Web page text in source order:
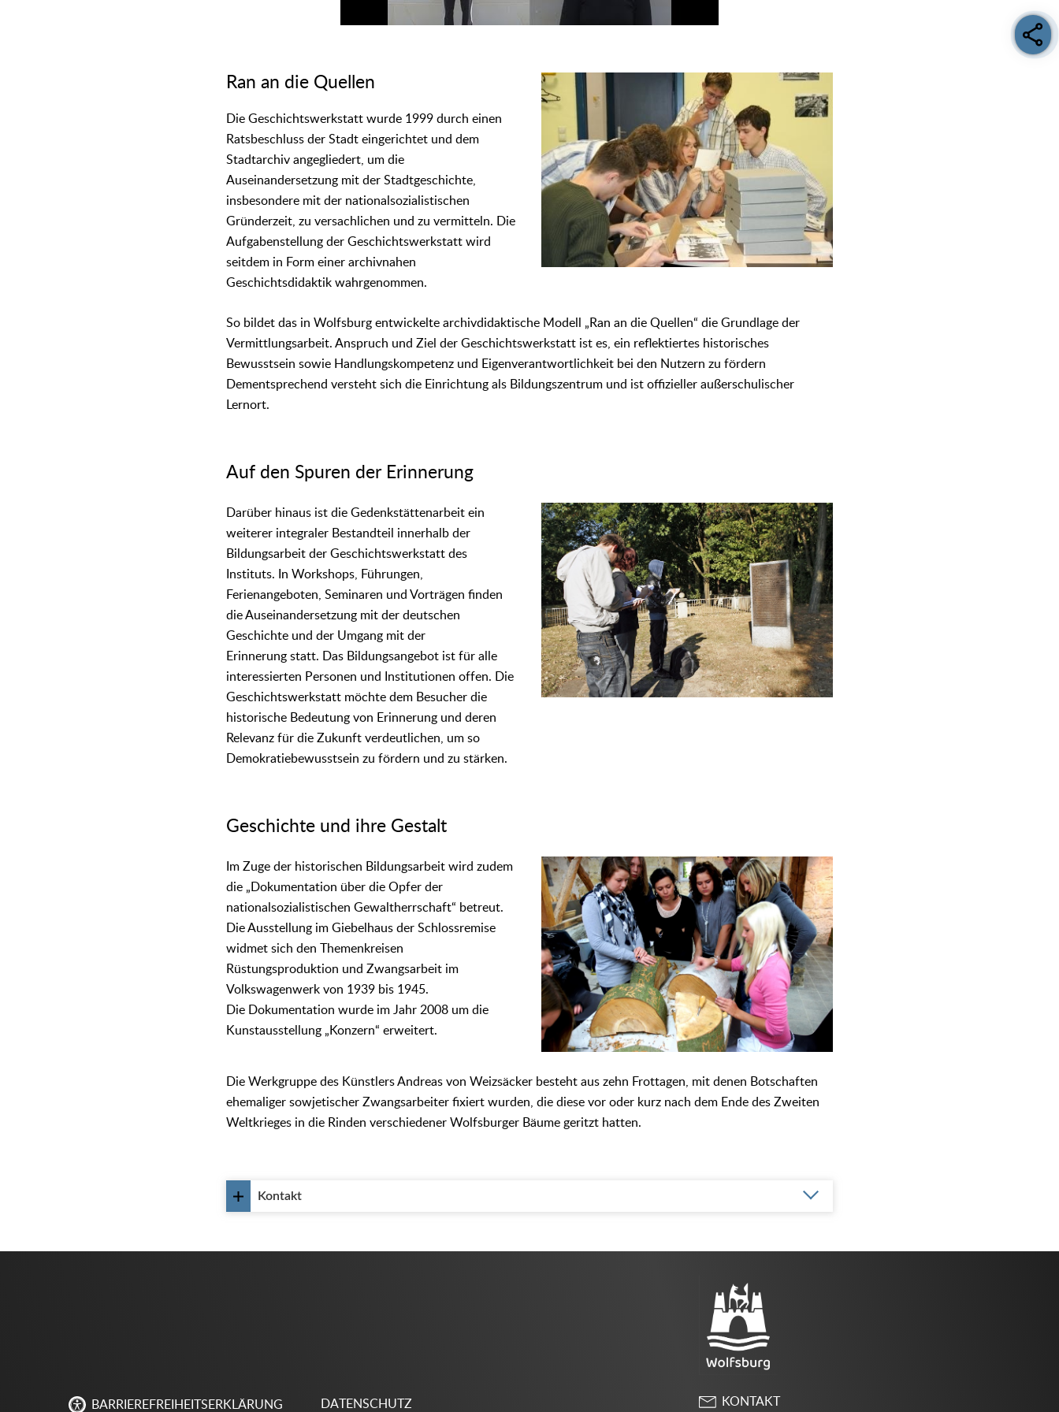
Ran an die Quellen
Die Geschichtswerkstatt wurde 1999 durch einen
Ratsbeschluss der Stadt eingerichtet und dem
Stadtarchiv angegliedert, um die
Auseinandersetzung mit der Stadtgeschichte,
insbesondere mit der nationalsozialistischen
Gründerzeit, zu versachlichen und zu vermitteln. Die
Aufgabenstellung der Geschichtswerkstatt wird
seitdem in Form einer archivnahen
Geschichtsdidaktik wahrgenommen.
So bildet das in Wolfsburg entwickelte archivdidaktische Modell „Ran an die Quellen“ die Grundlage der
Vermittlungsarbeit. Anspruch und Ziel der Geschichtswerkstatt ist es, ein reflektiertes historisches
Bewusstsein sowie Handlungskompetenz und Eigenverantwortlichkeit bei den Nutzern zu fördern
Dementsprechend versteht sich die Einrichtung als Bildungszentrum und ist offizieller außerschulischer
Lernort.
Auf den Spuren der Erinnerung
Darüber hinaus ist die Gedenkstättenarbeit ein
weiterer integraler Bestandteil innerhalb der
Bildungsarbeit der Geschichtswerkstatt des
Instituts. In Workshops, Führungen,
Ferienangeboten, Seminaren und Vorträgen finden
die Auseinandersetzung mit der deutschen
Geschichte und der Umgang mit der
Erinnerung statt. Das Bildungsangebot ist für alle
interessierten Personen und Institutionen offen. Die
Geschichtswerkstatt möchte dem Besucher die
historische Bedeutung von Erinnerung und deren
Relevanz für die Zukunft verdeutlichen, um so
Demokratiebewusstsein zu fördern und zu stärken.
Geschichte und ihre Gestalt
Im Zuge der historischen Bildungsarbeit wird zudem
die „Dokumentation über die Opfer der
nationalsozialistischen Gewaltherrschaft“ betreut.
Die Ausstellung im Giebelhaus der Schlossremise
widmet sich den Themenkreisen
Rüstungsproduktion und Zwangsarbeit im
Volkswagenwerk von 1939 bis 1945.
Die Dokumentation wurde im Jahr 2008 um die
Kunstausstellung „Konzern“ erweitert.
Die Werkgruppe des Künstlers Andreas von Weizsäcker besteht aus zehn Frottagen, mit denen Botschaften
ehemaliger sowjetischer Zwangsarbeiter fixiert wurden, die diese vor oder kurz nach dem Ende des Zweiten
Weltkrieges in die Rinden verschiedener Wolfsburger Bäume geritzt hatten.
Kontakt
BARRIEREFREIHEITSERKLÄRUNG DATENSCHUTZ KONTAKT